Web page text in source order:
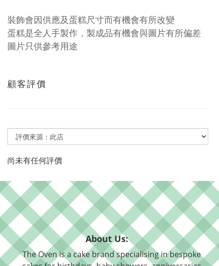
裝飾會因供應及蛋糕尺寸而有機會有所改變
蛋糕是全人手製作，製成品有機會與圖片有所偏差
圖片只供參考用途
顧客評價
尚未有任何評價
About Us:
The Oven is a cake brand specialising in bespoke